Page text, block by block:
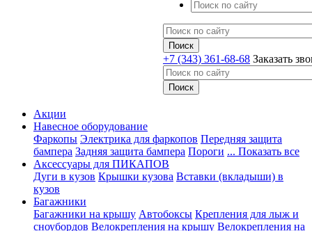
+7 (343) 361-68-68 Заказать
Акции
Навесное оборудование
Фаркопы Электрика для фаркопов Передняя защита
бампера Задняя защита бампера Пороги ... Показать все
Аксессуары для ПИКАПОВ
Дуги в кузов Крышки кузова Вставки (вкладыши) в
кузов
Багажники
Багажники на крышу Автобоксы Крепления для лыж и
сноубордов Велокрепления на крышу Велокрепления на